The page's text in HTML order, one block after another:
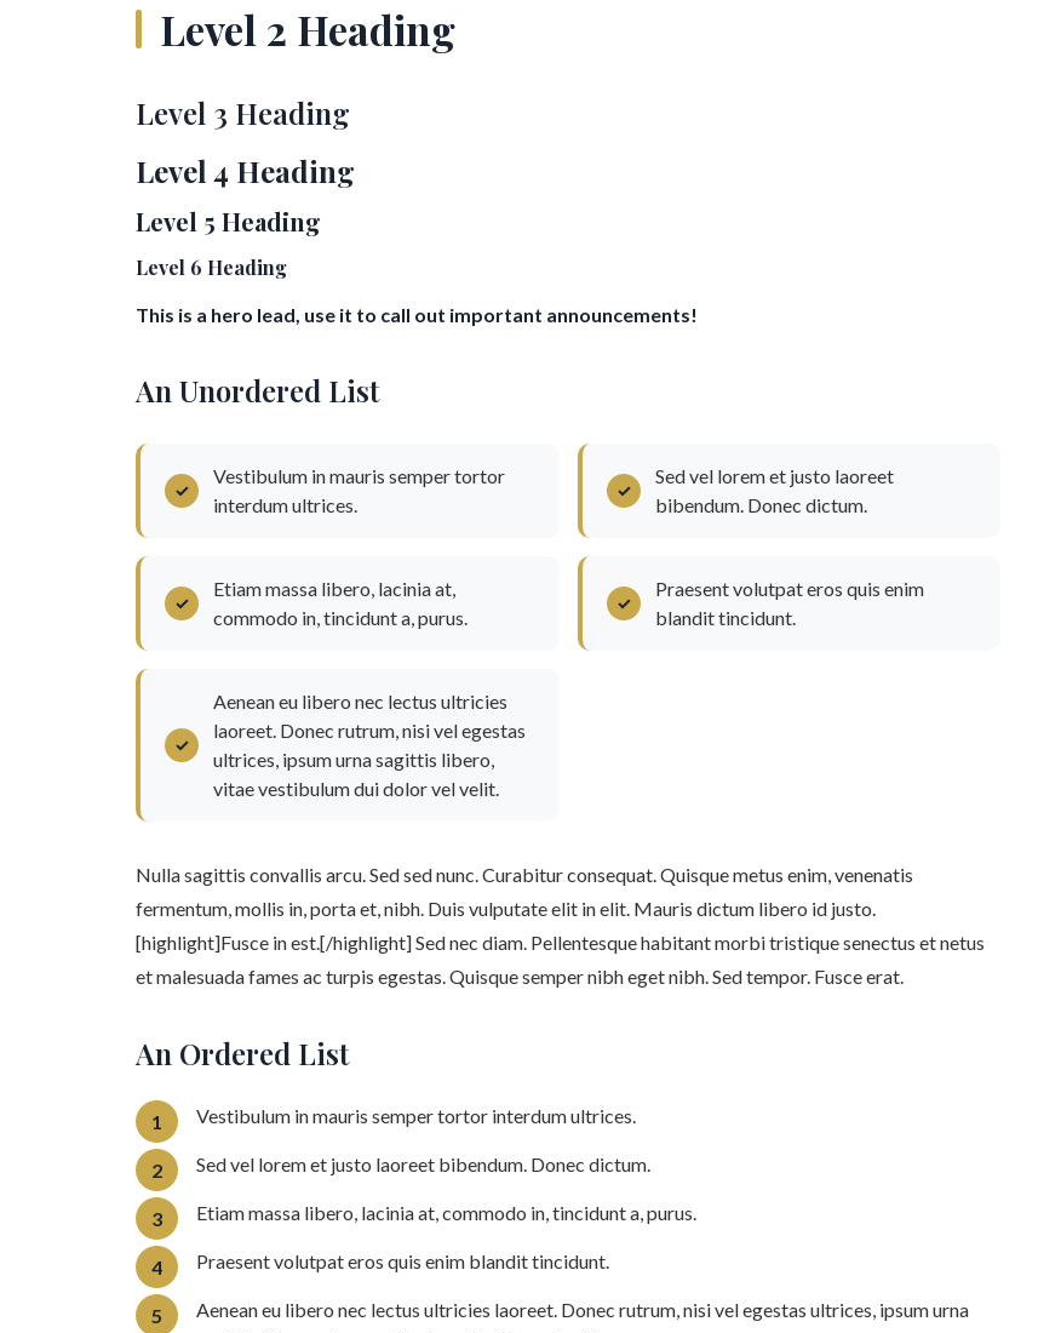
Level 2 Heading
Level 3 Heading
Level 4 Heading
Level 5 Heading
Level 6 Heading
This is a hero lead, use it to call out important announcements!
An Unordered List
Vestibulum in mauris semper tortor
interdum ultrices.
Sed vel lorem et justo laoreet
bibendum. Donec dictum.
Etiam massa libero, lacinia at,
commodo in, tincidunt a, purus.
Praesent volutpat eros quis enim
blandit tincidunt.
Aenean eu libero nec lectus ultricies
laoreet. Donec rutrum, nisi vel egestas
ultrices, ipsum urna sagittis libero,
vitae vestibulum dui dolor vel velit.
Nulla sagittis convallis arcu. Sed sed nunc. Curabitur consequat. Quisque metus enim, venenatis
fermentum, mollis in, porta et, nibh. Duis vulputate elit in elit. Mauris dictum libero id justo.
[highlight]Fusce in est.[/highlight] Sed nec diam. Pellentesque habitant morbi tristique senectus et netus
et malesuada fames ac turpis egestas. Quisque semper nibh eget nibh. Sed tempor. Fusce erat.
An Ordered List
Vestibulum in mauris semper tortor interdum ultrices.
Sed vel lorem et justo laoreet bibendum. Donec dictum.
Etiam massa libero, lacinia at, commodo in, tincidunt a, purus.
Praesent volutpat eros quis enim blandit tincidunt.
Aenean eu libero nec lectus ultricies laoreet. Donec rutrum, nisi vel egestas ultrices, ipsum urna